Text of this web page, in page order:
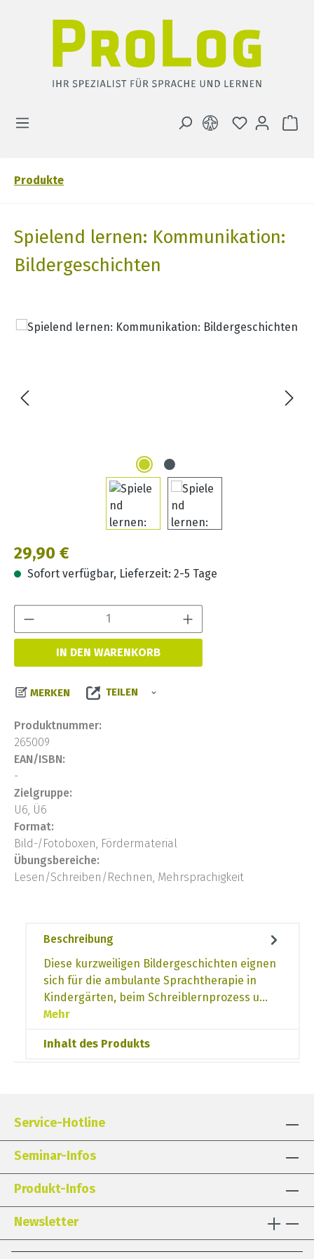
DU HAST 0
Produkte
Spielend lernen: Kommunikation:
Bildergeschichten
Bildergalerie überspringen
Regulärer Preis:
29,90 €
Sofort verfügbar, Lieferzeit: 2-5 Tage
IN DEN WARENKORB
MERKEN TEILEN
Produktnummer:
265009
EAN/ISBN:
-
Zielgruppe:
U6, Ü6
Format:
Bild-/Fotoboxen, Fördermaterial
Übungsbereiche:
Lesen/Schreiben/Rechnen, Mehrsprachigkeit
Beschreibung
Diese kurzweiligen Bildergeschichten eignen
sich für die ambulante Sprachtherapie in
Kindergärten, beim Schreiblernprozess u…
Mehr
Inhalt des Produkts
Service-Hotline
Seminar-Infos
Produkt-Infos
Newsletter